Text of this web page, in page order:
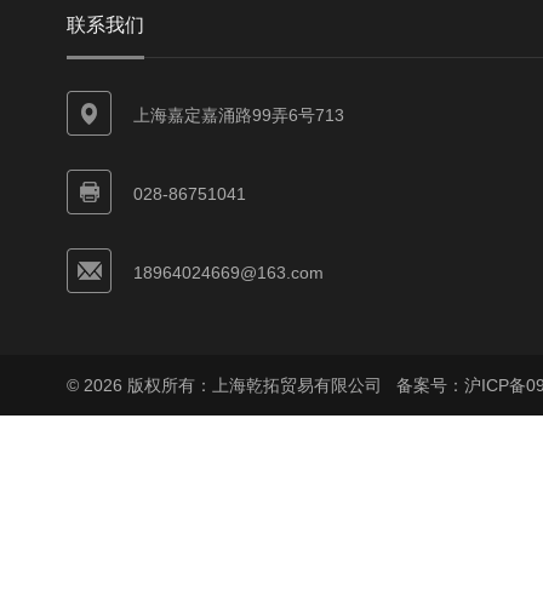
联系我们
上海嘉定嘉涌路99弄6号713
028-86751041
18964024669@163.com
© 2026 版权所有：上海乾拓贸易有限公司 备案号：沪ICP备